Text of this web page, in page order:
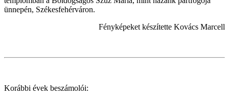
ünnepén, Székesfehérváron.
Fényképeket készítette Kovács Marcell
Korábbi évek beszámolói: